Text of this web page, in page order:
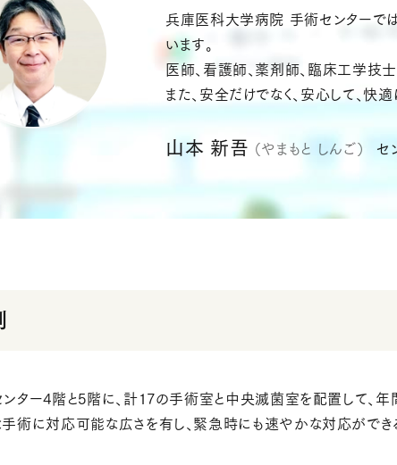
兵庫医科大学病院 手術センターでは
います。
医師、看護師、薬剤師、臨床工学技
また、安全だけでなく、安心して、快
山本 新吾 （やまもと しんご） セ
ター4階と5階に、計17の手術室と中央滅菌室を配置して、年
術に対応可能な広さを有し、緊急時にも速やかな対応ができる